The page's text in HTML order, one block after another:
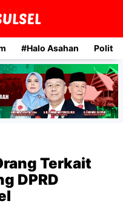
#Halo Asahan Politik
Terkait
DPRD